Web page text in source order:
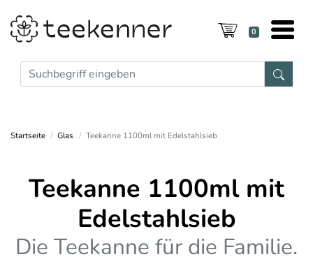
0
Startseite Glas Teekanne 1100ml mit Edelstahlsieb
Teekanne 1100ml mit
Edelstahlsieb
Die Teekanne für die Familie.